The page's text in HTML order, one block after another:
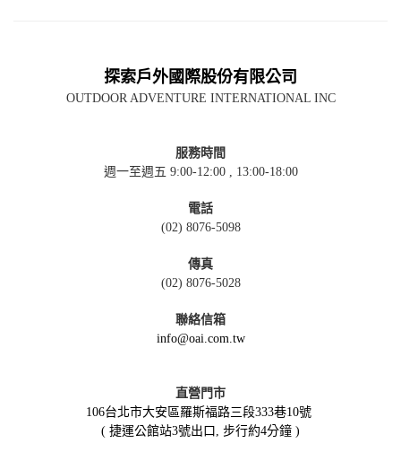
探索戶外國際股份有限公司
OUTDOOR ADVENTURE INTERNATIONAL INC
服務時間
週一至週五 9:00-12:00 , 13:00-18:00
電話
(02) 8076-5098
傳真
(02) 8076-5028
聯絡信箱
info@oai.com.tw
直營門市
106台北市大安區羅斯福路三段333巷10號
( 捷運公館站3號出口, 步行約4分鐘 )